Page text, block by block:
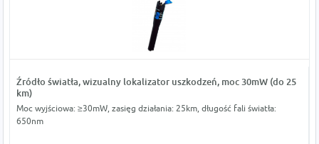
Źródło światła, wizualny lokalizator uszkodzeń, moc 30mW (do 25
km)
Moc wyjściowa: ≥30mW, zasięg działania: 25km, długość fali światła:
650nm